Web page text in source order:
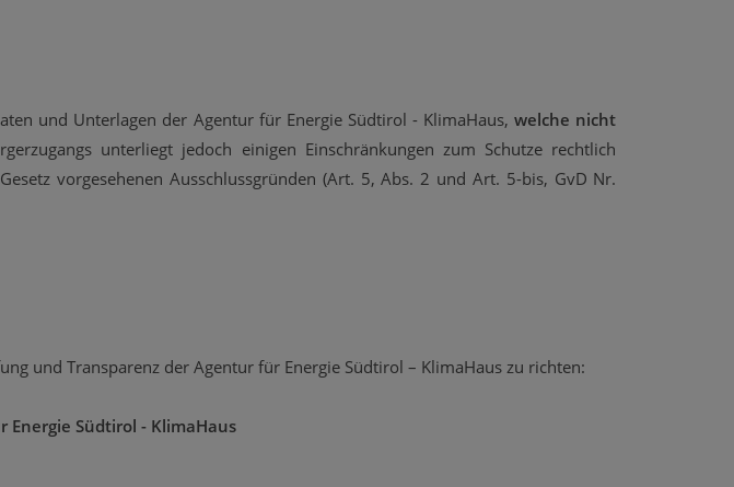
und Unterlagen der Agentur für Energie Südtirol - KlimaHaus,welche nicht
unterliegt jedoch einigen Einschränkungen zum Schutze rechtlich
vorgesehenen Ausschlussgründen (Art. 5, Abs. 2 und Art. 5-bis, GvD Nr.
und Transparenz der Agentur für Energie Südtirol – KlimaHaus zu richten:
Südtirol - KlimaHaus